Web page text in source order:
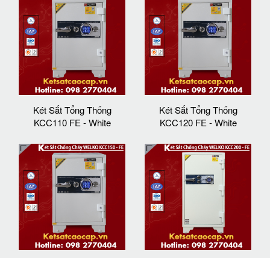
Két Sắt Tổng Thống
KCC110 FE - White
Két Sắt Tổng Thống
KCC120 FE - White